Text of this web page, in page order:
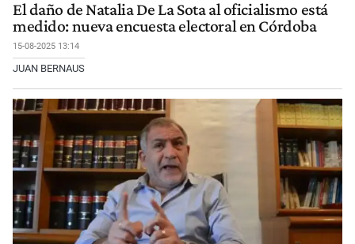
El daño de Natalia De La Sota al oficialismo está
medido: nueva encuesta electoral en Córdoba
15-08-2025 13:14
JUAN BERNAUS